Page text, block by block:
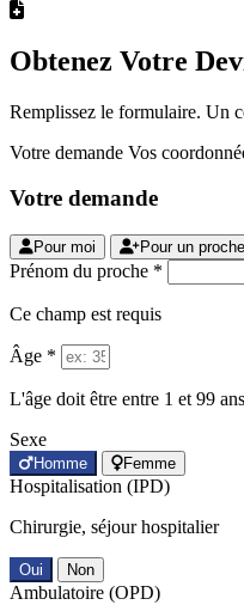
Obtenez Votre
Remplissez le formulaire. Un
Votre demande Vos
Votre demande
Pour moi Pour un proche
Prénom du proche *
Ce champ est requis
Âge *
L'âge doit être entre 1 et 99 ans
Sexe
Homme Femme
Hospitalisation (IPD)
Chirurgie, séjour hospitalier
Oui Non
Ambulatoire (OPD)